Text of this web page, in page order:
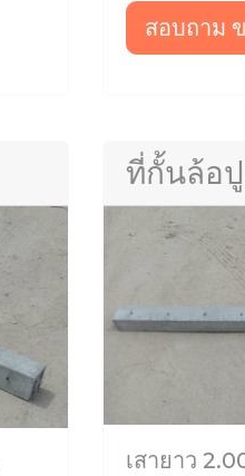
สอบถาม
ที่กั้นล้อ
เสายาว